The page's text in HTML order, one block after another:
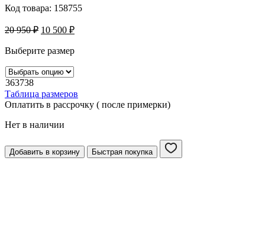
Код товара: 158755
20 950₽ 10 500 ₽
Выберите размер
363738
Таблица размеров
Оплатить в рассрочку ( после примерки)
Нет в наличии
Добавить в корзину Быстрая покупка